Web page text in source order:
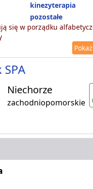
kinezyterapia
pozostałe
się w porządku
Niechorze
zachodniopomorskie